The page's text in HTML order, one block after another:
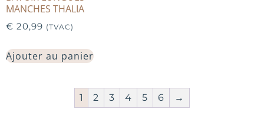
MANCHES THALIA
€ 20,99 (TVAC)
Ajouter au panier
1 2 3 4 5 6 →